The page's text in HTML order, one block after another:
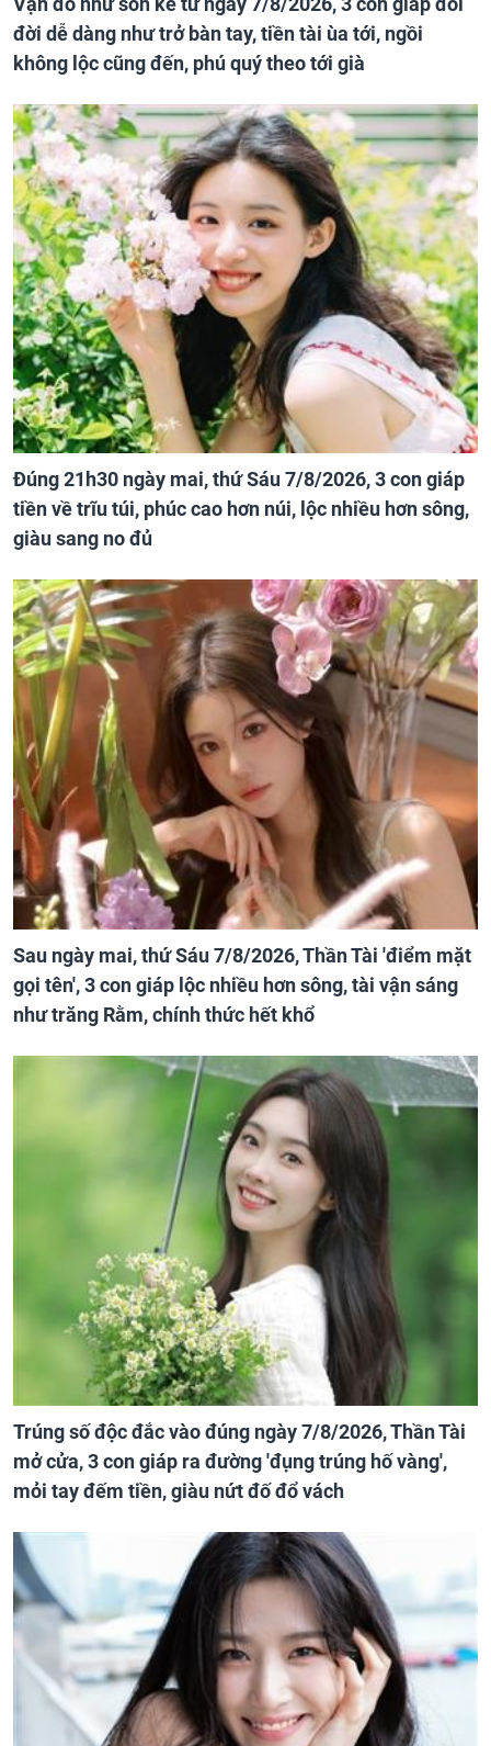
đời dễ dàng như trở bàn tay, tiền tài ùa tới, ngồi
không lộc cũng đến, phú quý theo tới già
Đúng 21h30 ngày mai, thứ Sáu 7/8/2026, 3 con giáp
tiền về trĩu túi, phúc cao hơn núi, lộc nhiều hơn sông,
giàu sang no đủ
Sau ngày mai, thứ Sáu 7/8/2026, Thần Tài 'điểm mặt
gọi tên', 3 con giáp lộc nhiều hơn sông, tài vận sáng
như trăng Rằm, chính thức hết khổ
Trúng số độc đắc vào đúng ngày 7/8/2026, Thần Tài
mở cửa, 3 con giáp ra đường 'đụng trúng hố vàng',
mỏi tay đếm tiền, giàu nứt đố đổ vách